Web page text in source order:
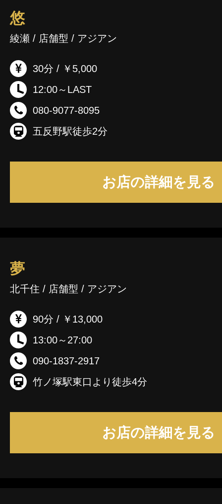
悠
綾瀬 / 店舗型 / アジアン
30分 / ￥5,000
12:00～LAST
080-9077-8095
五反野駅徒歩2分
お店の詳細を見る
夢
北千住 / 店舗型 / アジアン
90分 / ￥13,000
13:00～27:00
090-1837-2917
竹ノ塚駅東口より徒歩4分
お店の詳細を見る